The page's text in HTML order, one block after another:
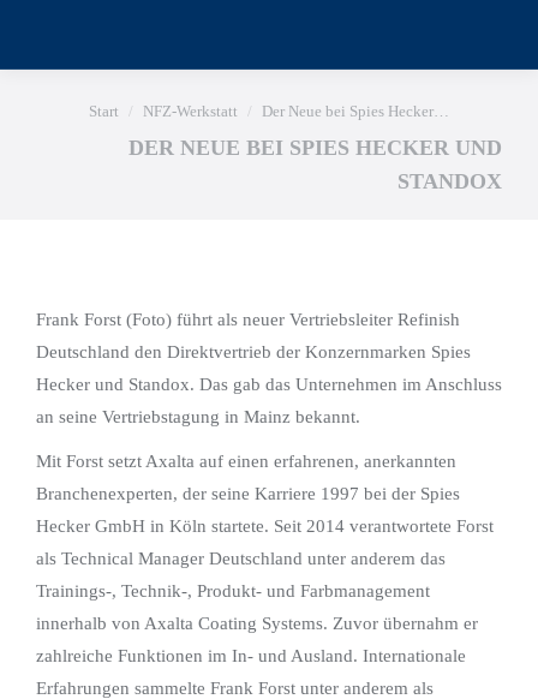
Sie befinden sich hier:
Start NFZ-Werkstatt Der Neue bei Spies Hecker…
DER NEUE BEI SPIES HECKER UND
STANDOX
Frank Forst (Foto) führt als neuer Vertriebsleiter Refinish
Deutschland den Direktvertrieb der Konzernmarken Spies
Hecker und Standox. Das gab das Unternehmen im Anschluss
an seine Vertriebstagung in Mainz bekannt.
Mit Forst setzt Axalta auf einen erfahrenen, anerkannten
Branchenexperten, der seine Karriere 1997 bei der Spies
Hecker GmbH in Köln startete. Seit 2014 verantwortete Forst
als Technical Manager Deutschland unter anderem das
Trainings-, Technik-, Produkt- und Farbmanagement
innerhalb von Axalta Coating Systems. Zuvor übernahm er
zahlreiche Funktionen im In- und Ausland. Internationale
Erfahrungen sammelte Frank Forst unter anderem als